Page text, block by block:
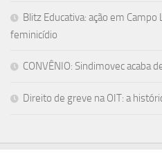
Blitz Educativa: ação em
feminicídio
CONVÊNIO: Sindimovec acaba
Direito de greve na OIT: a